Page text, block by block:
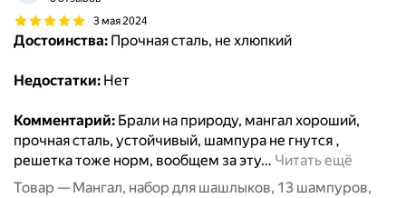
3 мая 2024
Достоинства: Прочная сталь, не хлюпкий
Недостатки: Нет
Комментарий: Брали на природу, мангал хороший,
прочная сталь, устойчивый, шампура не гнутся ,
решетка тоже норм, вообщем за эту… Читать ещё
Товар — Мангал, набор для шашлыков, 13 шампуров,